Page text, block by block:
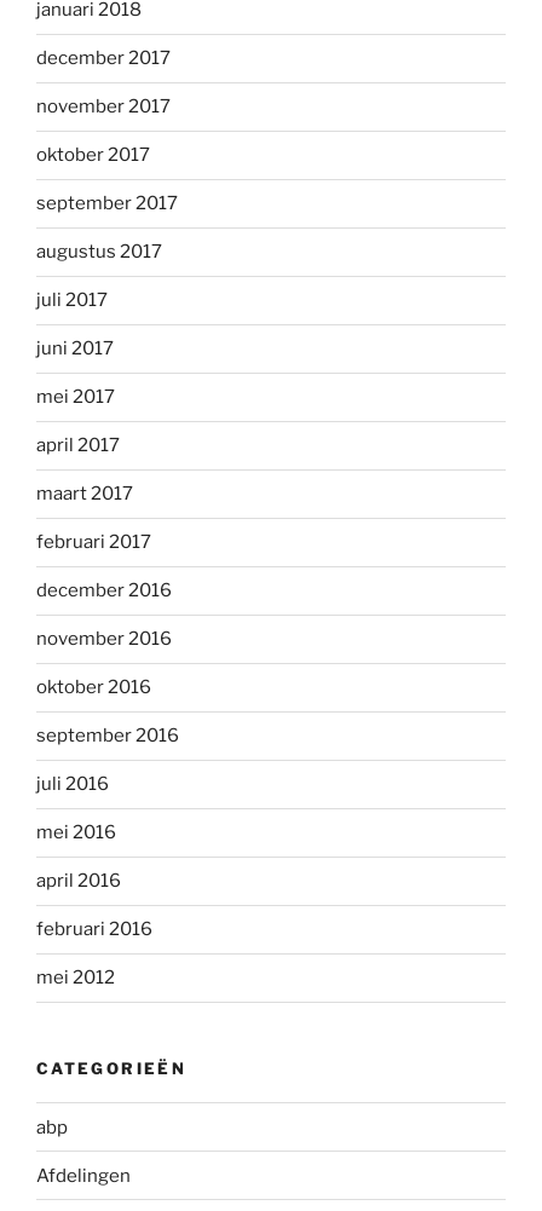
januari 2018
december 2017
november 2017
oktober 2017
september 2017
augustus 2017
juli 2017
juni 2017
mei 2017
april 2017
maart 2017
februari 2017
december 2016
november 2016
oktober 2016
september 2016
juli 2016
mei 2016
april 2016
februari 2016
mei 2012
CATEGORIEËN
abp
Afdelingen